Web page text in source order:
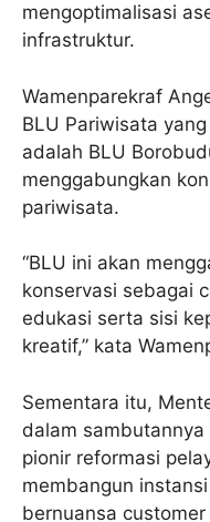
mengoptimalisasi
infrastruktur.
Wamenparekraf
BLU Pariwisata
adalah BLU
menggabungkan
pariwisata.
“BLU ini akan
konservasi sebagai
edukasi serta sisi
kreatif,” kata
Sementara itu,
dalam
pionir reformasi
membangun
bernuansa